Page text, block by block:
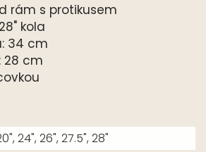
rám s protikusem
kola
34 cm
28 cm
24", 26", 27.5", 28"